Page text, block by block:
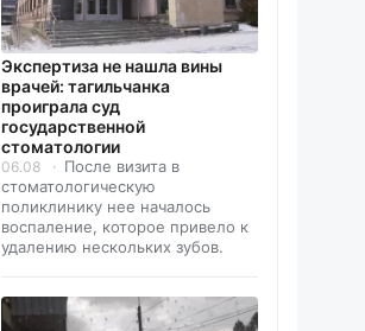
Экспертиза не нашла вины
врачей: тагильчанка
проиграла суд
государственной
стоматологии
06.08
После визита в
стоматологическую
поликлинику нее началось
воспаление, которое привело к
удалению нескольких зубов.